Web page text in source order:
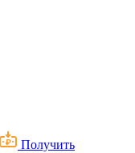
Получить